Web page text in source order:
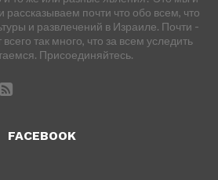
почти что обо всем, что
и развлечений в Израиле. Почти -
так много, что за всем уследить
Присоединяйтесь.
FACEBOOK